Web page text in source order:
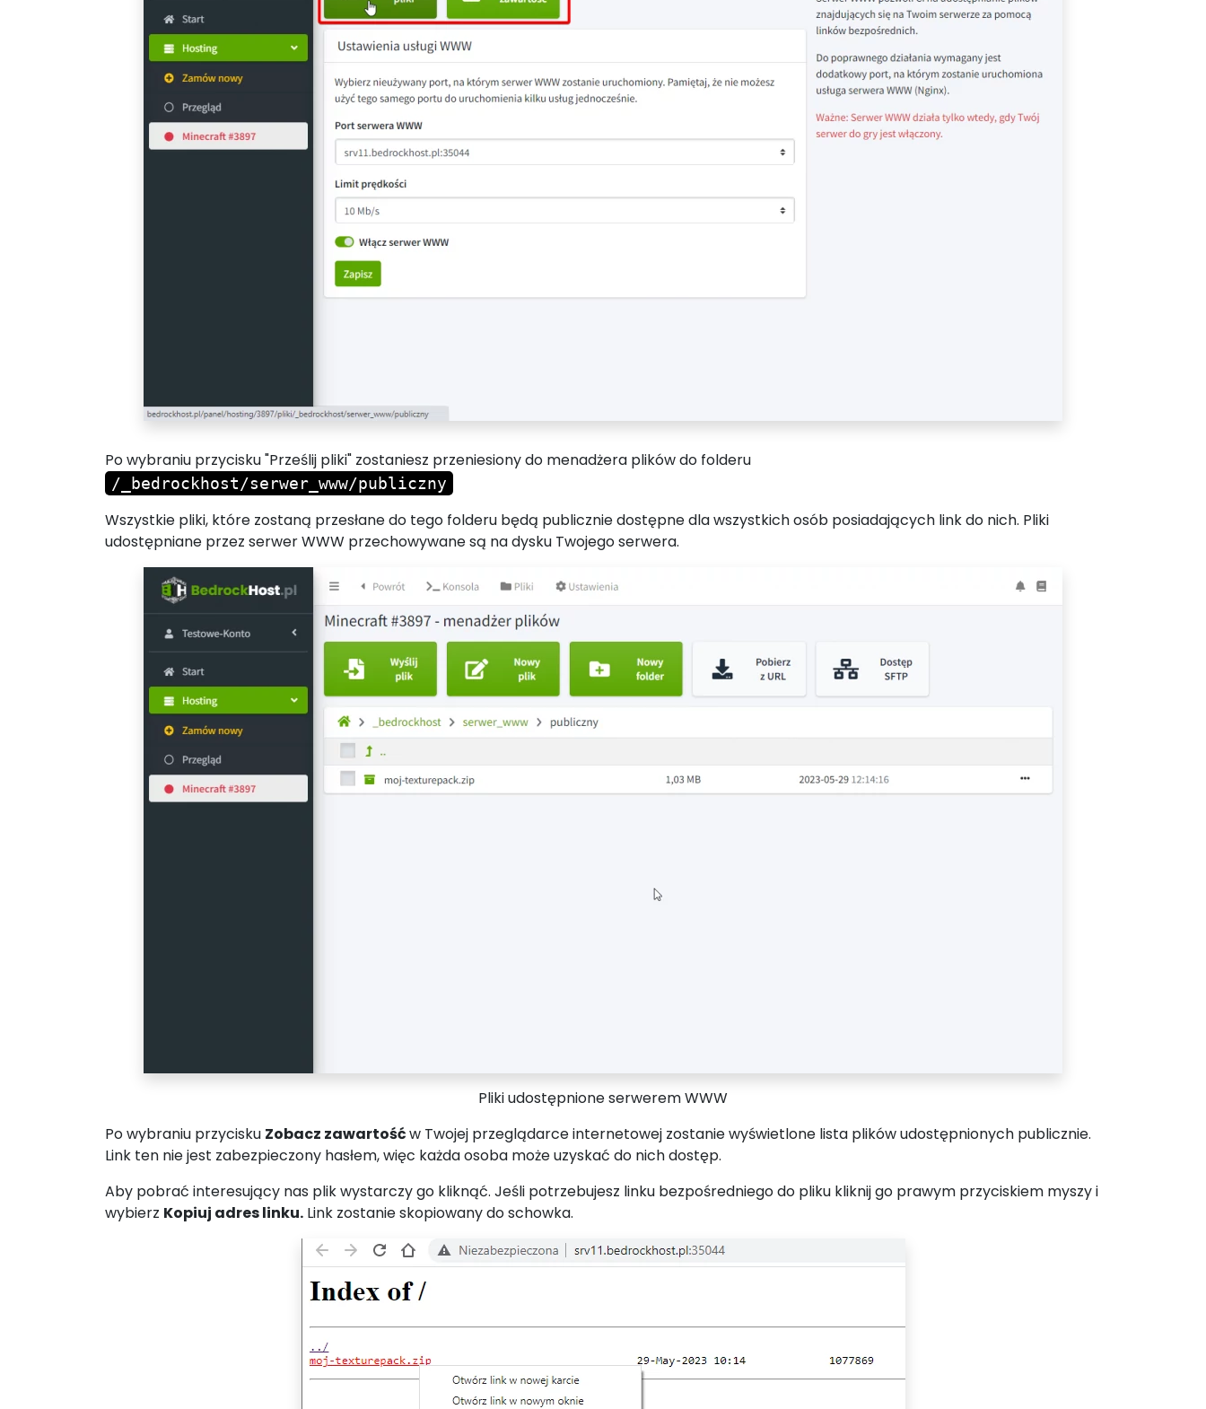
Po wybraniu przycisku "Prześlij pliki" zostaniesz przeniesiony do menadżera plików do folderu
/_bedrockhost/serwer_www/publiczny
Wszystkie pliki, które zostaną przesłane do tego folderu będą publicznie dostępne dla wszystkich osób posiadających link do nich. Pliki
udostępniane przez serwer WWW przechowywane są na dysku Twojego serwera.
Pliki udostępnione serwerem WWW
Po wybraniu przycisku Zobacz zawartośćw Twojej przeglądarce internetowej zostanie wyświetlone lista plików udostępnionych publicznie.
Link ten nie jest zabezpieczony hasłem, więc każda osoba może uzyskać do nich dostęp.
Aby pobrać interesujący nas plik wystarczy go kliknąć. Jeśli potrzebujesz linku bezpośredniego do pliku kliknij go prawym przyciskiem myszy i
wybierz Kopiuj adres linku. Link zostanie skopiowany do schowka.